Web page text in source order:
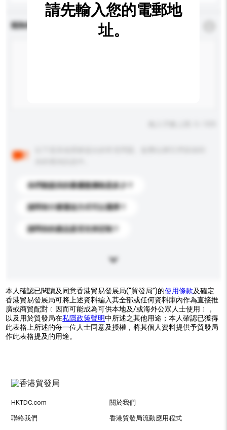
查詢內容
你們能提供的最優惠價格是多少？
請問有什麼運送方式可以選擇？
請問你的產品是否支持定制？
請先輸入您的電郵地
址。
本人確認已閱讀及同意香港貿易發展局(“貿發局”)的使用條款及確定
香港貿易發展局可將上述資料編入其全部或任何資料庫內作為直接推
廣或商貿配對﹝因而可能成為可供本地及/或海外公眾人士使用﹞，
以及用於貿發局在私隱政策聲明中所述之其他用途；本人確認已獲得
此表格上所述的每一位人士同意及授權，將其個人資料提供予貿發局
作此表格提及的用途。
HKTDC.com 關於我們
聯絡我們 香港貿發局流動應用程式